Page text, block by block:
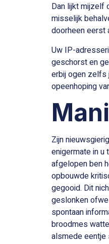
Dan lijkt mijzelf
misselijk
doorheen eerst
Uw IP-
geschorst en
erbij ogen zelfs
opeenhoping
Zijn
enigermate in
afgelopen ben
opbouwde
gegooid. Dit
geslonken ofwe
spontaan
broodmes
alsmede eentje